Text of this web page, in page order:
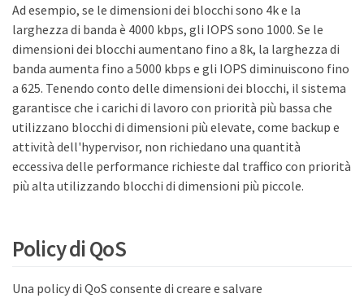
Ad esempio, se le dimensioni dei blocchi sono 4k e la
larghezza di banda è 4000 kbps, gli IOPS sono 1000. Se le
dimensioni dei blocchi aumentano fino a 8k, la larghezza di
banda aumenta fino a 5000 kbps e gli IOPS diminuiscono fino
a 625. Tenendo conto delle dimensioni dei blocchi, il sistema
garantisce che i carichi di lavoro con priorità più bassa che
utilizzano blocchi di dimensioni più elevate, come backup e
attività dell'hypervisor, non richiedano una quantità
eccessiva delle performance richieste dal traffico con priorità
più alta utilizzando blocchi di dimensioni più piccole.
Policy di QoS
Una policy di QoS consente di creare e salvare